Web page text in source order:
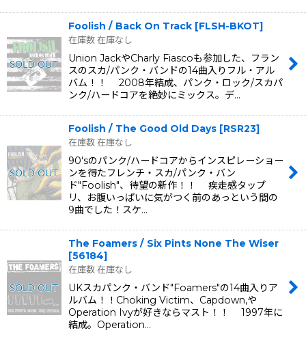
Foolish / Back On Track [FLSH-BKOT]
在庫数 在庫なし
Union JackやCharly Fiascoも参加した、フラン
スのスカ/パンク・バンドの14曲入りフル・アル
バム！！ 2008年結成、パンク・ロック/スカパ
ンク/ハードコアを絶妙にミックス。デ…
Foolish / The Good Old Days [RSR23]
在庫数 在庫なし
90'sのパンク/ハードコアからインスピレーショー
ンを得たフレンチ・スカ/パンク・バン
ド"Foolish"、待望の新作！！ 疾走感タップ
リ、お腹いっぱいに気がつく前のあっという間の
9曲でした！スケ…
The Foamers / Six Pints None The Wiser
[56184]
在庫数 在庫なし
UKスカパンク・バンド"Foamers"の14曲入りア
ルバム！！Choking Victim、Capdown,や
Operation Ivyが好きならマスト！！ 1997年に
結成。Operation…